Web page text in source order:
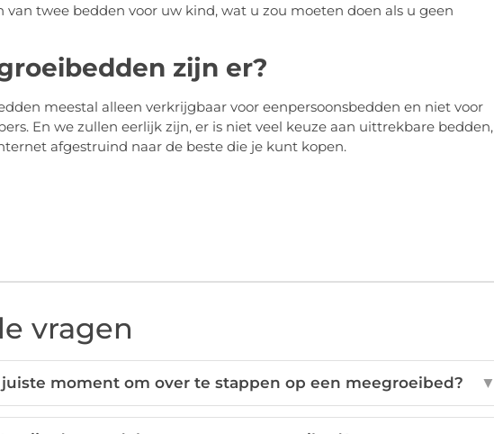
twee bedden voor uw kind, wat u zou moeten doen als u geen
zijn er?
meestal alleen verkrijgbaar voor eenpersoonsbedden en niet voor
En we zullen eerlijk zijn, er is niet veel keuze aan uittrekbare bedden,
afgestruind naar de beste die je kunt kopen.
vragen
moment om over te stappen op een meegroeibed? ▼